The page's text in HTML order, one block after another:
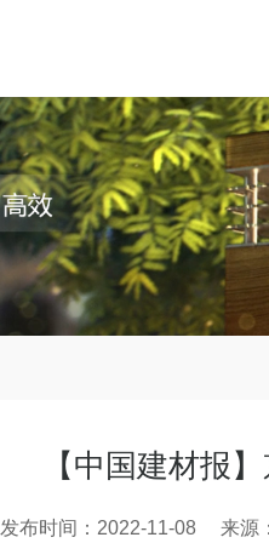
【中国建材报
发布时间：2022-11-08 来源